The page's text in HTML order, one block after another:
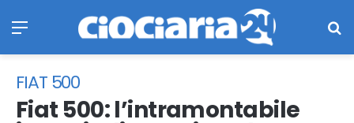
FIAT 500
Fiat 500: l’intramontabile